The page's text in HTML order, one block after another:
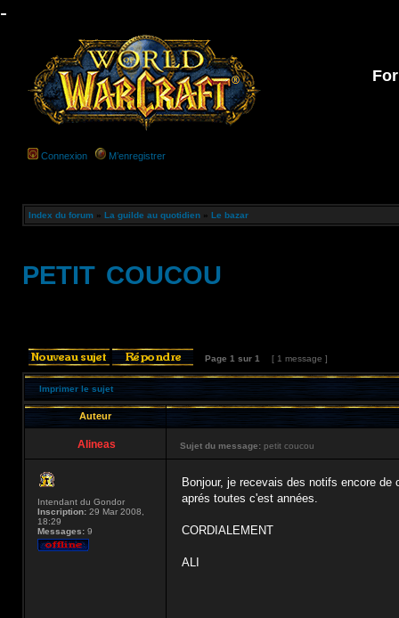
-
Connexion M’enregistrer
Index du forum » La guilde au quotidien » Le bazar
petit coucou
Page 1 sur 1 [ 1 message ]
Imprimer le sujet
Auteur
Alineas Sujet du message: petit coucou
Intendant du Gondor
Inscription: 29 Mar 2008,
18:29
Messages: 9
Bonjour, je recevais des notifs encore
aprés toutes c'est années.
CORDIALEMENT
ALI